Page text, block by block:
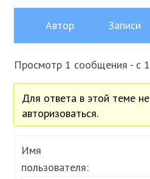
Автор Записи
Просмотр 1 сообщения - с
Для ответа в этой теме
авторизоваться.
Имя
пользователя: